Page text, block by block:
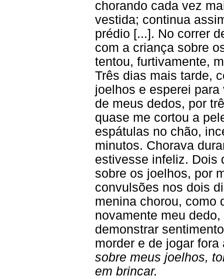
chorando cada vez
vestida; continua
prédio [...]. No correr
com a criança sobre
tentou, furtivamente,
Três dias mais tarde,
joelhos e esperei
de meus dedos, por
quase me cortou a
espátulas no chão,
minutos. Chorava
estivesse infeliz. Dois
sobre os joelhos, por
convulsões nos dois
menina chorou, como
novamente meu
demonstrar
morder e de jogar
sobre meus joelhos,
em brincar.